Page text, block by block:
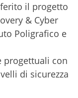
il progetto
& Cyber
Poligrafico e
progettuali con
di sicurezza